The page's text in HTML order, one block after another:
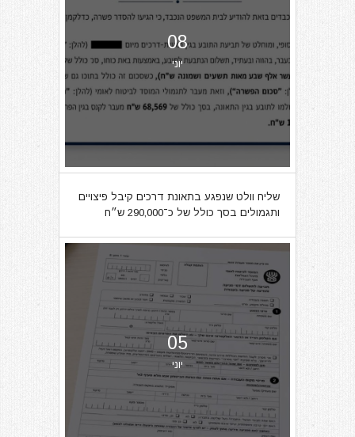
08
יוני
שליח וולט שנפגע בתאונת דרכים קיבל פיצויים
ותגמולים בסך כולל של כ־290,000 ש״ח
05
יוני